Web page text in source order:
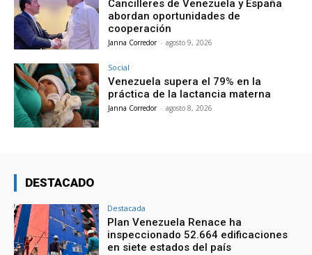
Cancilleres de Venezuela y España
abordan oportunidades de
cooperación
Janna Corredor - agosto 9, 2026
Social
Venezuela supera el 79% en la
práctica de la lactancia materna
Janna Corredor - agosto 8, 2026
DESTACADO
Destacada
Plan Venezuela Renace ha
inspeccionado 52.664 edificaciones
en siete estados del país